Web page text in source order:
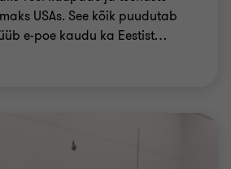
USAs. See kõik puudutab
e-poe kaudu ka Eestist…